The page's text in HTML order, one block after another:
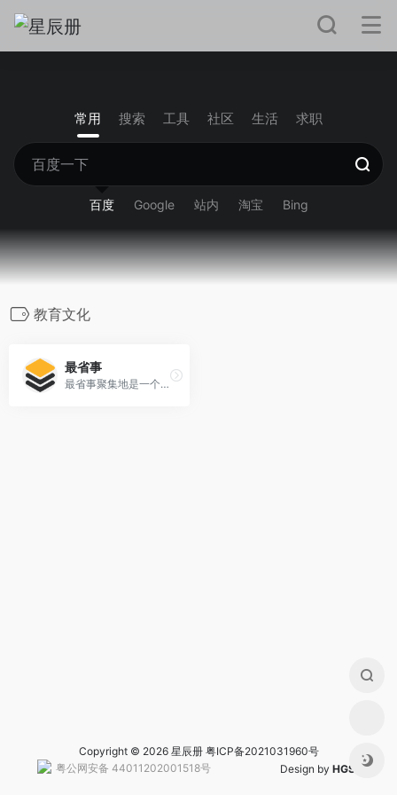
常用 搜索 工具 社区 生活 求职
百度 Google 站内 淘宝 Bing
教育文化
最省事
最省事聚集地是一个内容创作与分享社区，专注收集和分享负责任、有智趣、贴近生活的内容。
Copyright © 2026 星辰册 粤ICP备2021031960号
粤公网安备 44011202001518号Design by HGS